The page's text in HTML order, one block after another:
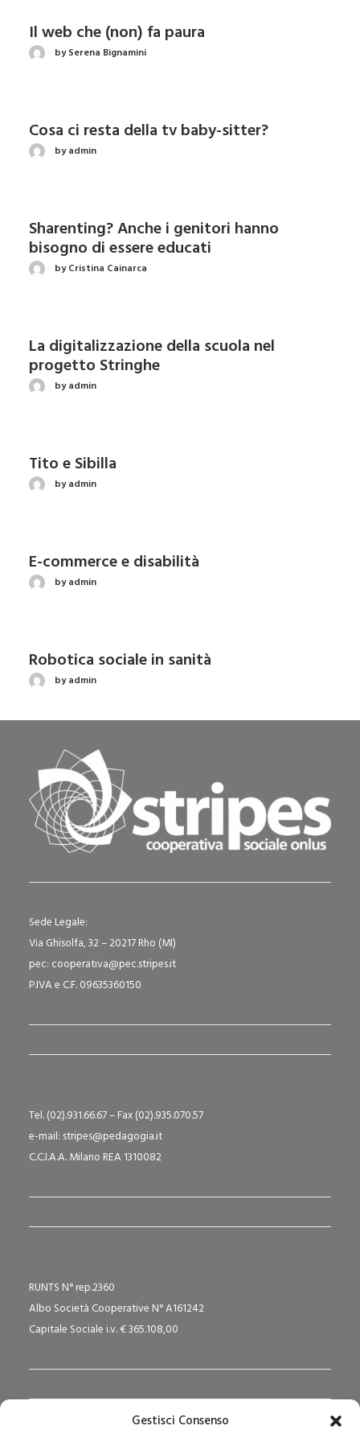
Gestisci Consenso
Il web che (non) fa paura
by Serena Bignamini
Cosa ci resta della tv baby-sitter?
by admin
Sharenting? Anche i genitori hanno
bisogno di essere educati
by Cristina Cainarca
La digitalizzazione della scuola nel
progetto Stringhe
by admin
Tito e Sibilla
by admin
E-commerce e disabilità
by admin
Robotica sociale in sanità
by admin
Sede Legale:
Via Ghisolfa, 32 – 20217 Rho (MI)
pec: cooperativa@pec.stripes.it
P.IVA e C.F. 09635360150
Tel. (02).931.66.67 – Fax (02).935.070.57
e-mail: stripes@pedagogia.it
C.C.I.A.A. Milano REA 1310082
RUNTS N° rep.2360
Albo Società Cooperative N° A161242
Capitale Sociale i.v. € 365.108,00